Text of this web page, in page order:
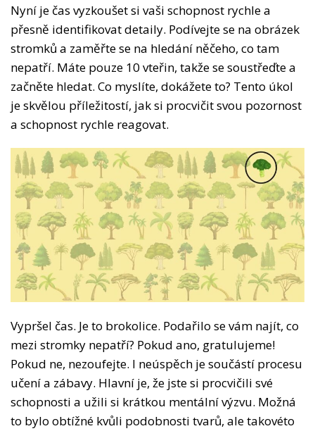
Nyní je čas vyzkoušet si vaši schopnost rychle a
přesně identifikovat detaily. Podívejte se na obrázek
stromků a zaměřte se na hledání něčeho, co tam
nepatří. Máte pouze 10 vteřin, takže se soustřeďte a
začněte hledat. Co myslíte, dokážete to? Tento úkol
je skvělou příležitostí, jak si procvičit svou pozornost
a schopnost rychle reagovat.
Vypršel čas. Je to brokolice. Podařilo se vám najít, co
mezi stromky nepatří? Pokud ano, gratulujeme!
Pokud ne, nezoufejte. I neúspěch je součástí procesu
učení a zábavy. Hlavní je, že jste si procvičili své
schopnosti a užili si krátkou mentální výzvu. Možná
to bylo obtížné kvůli podobnosti tvarů, ale takovéto